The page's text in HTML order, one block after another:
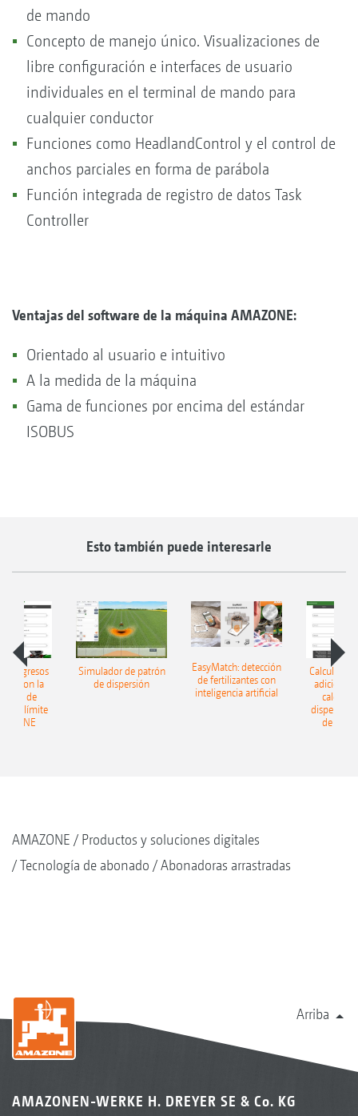
de mando
Concepto de manejo único. Visualizaciones de
libre configuración e interfaces de usuario
individuales en el terminal de mando para
cualquier conductor
Funciones como HeadlandControl y el control de
anchos parciales en forma de parábola
Función integrada de registro de datos Task
Controller
Ventajas del software de la máquina AMAZONE:
Orientado al usuario e intuitivo
A la medida de la máquina
Gama de funciones por encima del estándar
ISOBUS
Esto también puede interesarle
ingresos
con la
de
en límite
Simulador de patrón
de dispersión
EasyMatch: detección
de fertilizantes con
inteligencia artificial
Calcular
dispersión
de
AMAZONE
Productos y soluciones digitales
Tecnología de abonado
Abonadoras arrastradas
Arriba
AMAZONEN-WERKE H. DREYER SE & Co. KG